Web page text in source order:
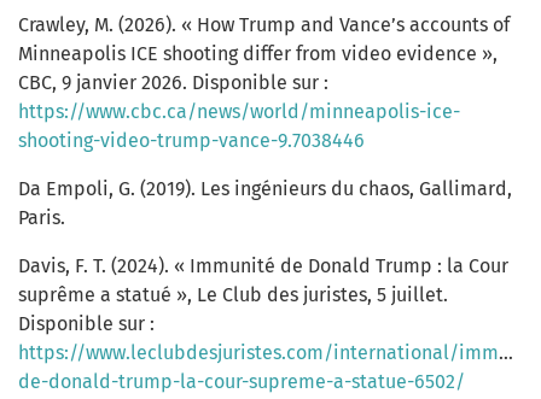
Crawley, M. (2026). « How Trump and Vance’s accounts of
Minneapolis ICE shooting differ from video evidence »,
CBC, 9 janvier 2026. Disponible sur :
https://www.cbc.ca/news/world/minneapolis-ice-
shooting-video-trump-vance-9.7038446
Da Empoli, G. (2019). Les ingénieurs du chaos, Gallimard,
Paris.
Davis, F. T. (2024). « Immunité de Donald Trump : la Cour
suprême a statué », Le Club des juristes, 5 juillet.
Disponible sur :
https://www.leclubdesjuristes.com/international/
de-donald-trump-la-cour-supreme-a-statue-6502/